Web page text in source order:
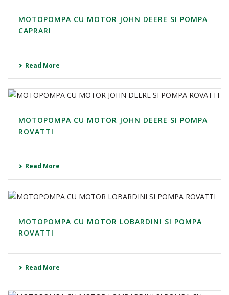
MOTOPOMPA CU MOTOR JOHN DEERE SI POMPA
CAPRARI
Read More
MOTOPOMPA CU MOTOR JOHN DEERE SI POMPA
ROVATTI
Read More
MOTOPOMPA CU MOTOR LOBARDINI SI POMPA
ROVATTI
Read More